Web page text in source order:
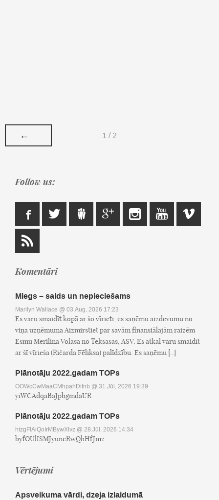
← 1 / 2
Follow us:
Komentāri
Miegs – salds un nepieciešams
Marilyn Wallace @ 03.Aug, 2026 17:23
Es varu smaidīt kopā ar šo vīrieti, es saņēmu aizdevumu no
viņa uzņēmuma Aizmirstiet par savām finansiālajām raizēm
Esmu Merilina Volasa no Teksasas, ASV. Es atkal varu smaidīt
ar šī vīrieša (Ričarda Fēliksa) palīdzību. Es saņēmu [..]
Plānotāju 2022.gadam TOPs
OOWcCwMaaCMhpahDifnb @ 31.Jūl, 2026 19:39
yiWCAdqaBaJpbgmdaUR
Plānotāju 2022.gadam TOPs
htzgFIAiQoIrMBywXlvz @ 28.Jūl, 2026 14:34
byfOUlISMJyuncRwQhHfJmz
Vērtējumi
Apsveikuma vārdi, dzeja izlaidumā